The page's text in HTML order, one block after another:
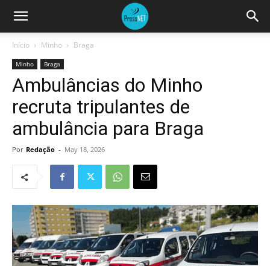
Início Minho Braga
Minho Braga
Ambulâncias do Minho
recruta tripulantes de
ambulância para Braga
Por Redação - May 18, 2026